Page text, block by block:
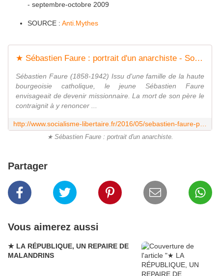
- septembre-octobre 2009
SOURCE : Anti.Mythes
★ Sébastien Faure : portrait d'un anarchiste - Socialisme libertaire
Sébastien Faure (1858-1942) Issu d'une famille de la haute
bourgeoisie catholique, le jeune Sébastien Faure
envisageait de devenir missionnaire. La mort de son père le
contraignit à y renoncer ...
★ Sébastien Faure : portrait d'un anarchiste.
Partager
Vous aimerez aussi
★ LA RÉPUBLIQUE, UN REPAIRE DE
MALANDRINS